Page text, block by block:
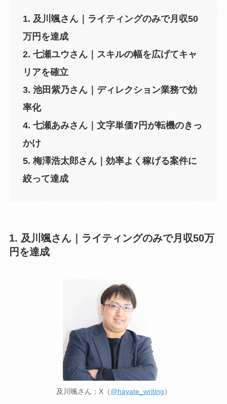
1. 及川颯さん｜ライティングのみで月収50
万円を達成
2. 七瀬ユウさん｜スキルの幅を広げてキャ
リアを確立
3. 池田紫乃さん｜ディレクション業務で効
率化
4. 七瀬あみさん｜文字単価7円が転機のきっ
かけ
5. 梅澤浩太郎さん｜効率よく稼げる案件に
絞って達成
1. 及川颯さん｜ライティングのみで月収50万
円を達成
及川颯さん：X（@hayate_writing）